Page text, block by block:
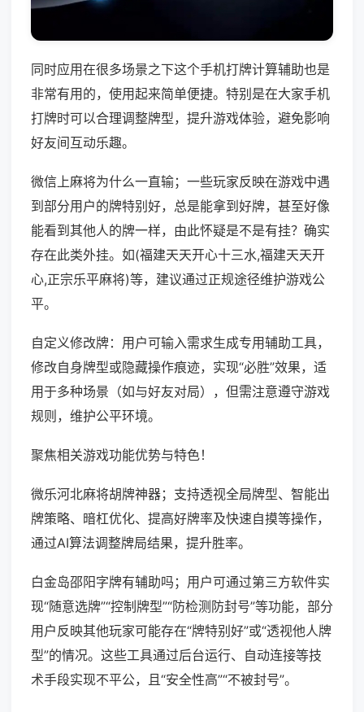
同时应用在很多场景之下这个手机打牌计算辅助也是
非常有用的，使用起来简单便捷。特别是在大家手机
打牌时可以合理调整牌型，提升游戏体验，避免影响
好友间互动乐趣。
微信上麻将为什么一直输；一些玩家反映在游戏中遇
到部分用户的牌特别好，总是能拿到好牌，甚至好像
能看到其他人的牌一样，由此怀疑是不是有挂？确实
存在此类外挂。如(福建天天开心十三水,福建天天开
心,正宗乐平麻将)等，建议通过正规途径维护游戏公
平。
自定义修改牌：用户可输入需求生成专用辅助工具，
修改自身牌型或隐藏操作痕迹，实现“必胜”效果，适
用于多种场景（如与好友对局），但需注意遵守游戏
规则，维护公平环境。
聚焦相关游戏功能优势与特色！
微乐河北麻将胡牌神器；支持透视全局牌型、智能出
牌策略、暗杠优化、提高好牌率及快速自摸等操作，
通过AI算法调整牌局结果，提升胜率。
白金岛邵阳字牌有辅助吗；用户可通过第三方软件实
现“随意选牌”“控制牌型”“防检测防封号”等功能，部分
用户反映其他玩家可能存在“牌特别好”或“透视他人牌
型”的情况。这些工具通过后台运行、自动连接等技
术手段实现不平公，且“安全性高”“不被封号”。